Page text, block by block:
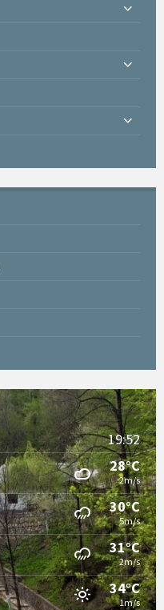
19:52
28°C
2m/s
30°C
5m/s
31°C
2m/s
34°C
1m/s